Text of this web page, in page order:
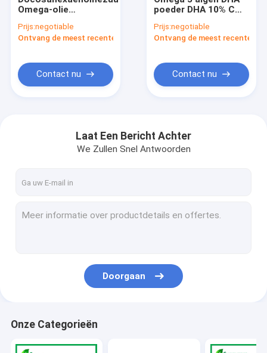
Thuis
Producten
Omega-olie
50% Microalgen DHA-
olie Verbeter het
Prijs:negotiable
Ontvang de meest recente Prijs
Contact nu
poeder DHA 10% CWS
poeder
Prijs:negotiable
Ontvang de meest recente
Contact nu
Laat Een Bericht Achter
We Zullen Snel Antwoorden
Doorgaan
Onze Categorieën